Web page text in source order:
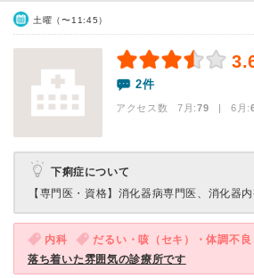
土曜（〜11:45）
2件
アクセス数 7月:79 | 6月:
下痢症について
【専門医・資格】 消化器病専門医、消化器
内科 だるい・咳（セキ）・体調不良
落ち着いた雰囲気の診療所です